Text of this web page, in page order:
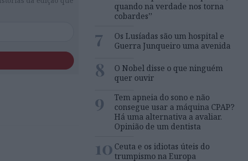
quando na verdade nos torna
cobardes’’
7
Os Lusíadas são um hospital e
Guerra Junqueiro uma avenida
8
O Nobel disse o que ninguém
quer ouvir
9
Tem apneia do sono e não
consegue usar a máquina CPAP?
Há uma alternativa a avaliar.
Opinião de um dentista
10 Ceuta e os idiotas úteis do
trumpismo na Europa